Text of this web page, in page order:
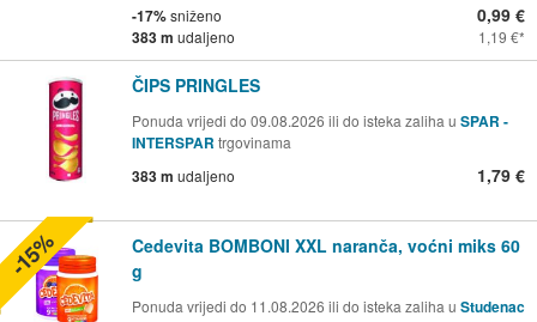
-17%sniženo
383 m udaljeno
0,99 €
1,19 €
ČIPS PRINGLES
Ponuda vrijedi do 09.08.2026 ili do isteka zaliha u SPAR -
INTERSPAR trgovinama
383 m udaljeno 1,79 €
Cedevita BOMBONI XXL naranča, voćni miks 60
g
Ponuda vrijedi do 11.08.2026 ili do isteka zaliha u Studenac
-15%